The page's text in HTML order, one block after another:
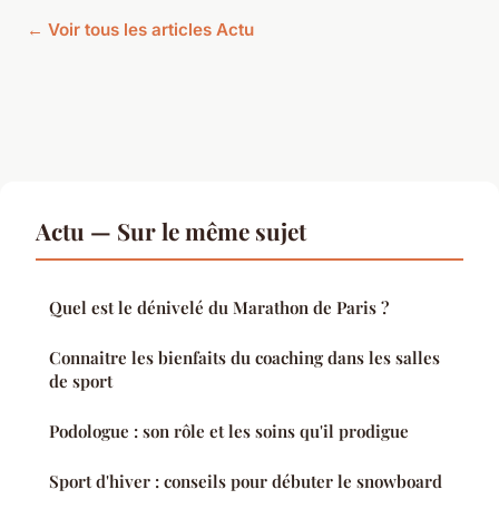
← Voir tous les articles Actu
Actu — Sur le même sujet
Quel est le dénivelé du Marathon de Paris ?
Connaitre les bienfaits du coaching dans les salles
de sport
Podologue : son rôle et les soins qu'il prodigue
Sport d'hiver : conseils pour débuter le snowboard